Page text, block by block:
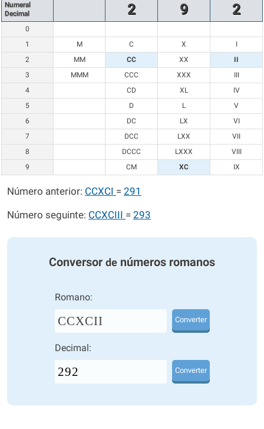
Numeral
Decimal
2 9 2
0
1
M C X
I
2
MM CC XX
II
3
MMM CCC XXX
III
4
CD XL
IV
5
D L
V
6
DC LX
VI
7
DCC LXX
VII
8
DCCC LXXX
VIII
9
CM XC IX
Número anterior: CCXCI = 291
Número seguinte: CCXCIII = 293
Conversor de números romanos
Romano:
CCXCII Converter
Decimal:
Converter